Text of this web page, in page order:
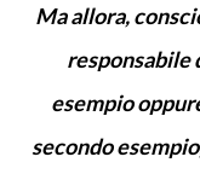
Ma allora,
responsabile
esempio
secondo